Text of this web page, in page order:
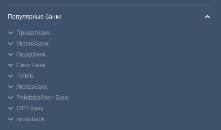
Популярные банки
Приватбанк
Укрсиббанк
Ощадбанк
Сенс Банк
ПУМБ
Укргазбанк
Райффайзен Банк
ОТП банк
monobank